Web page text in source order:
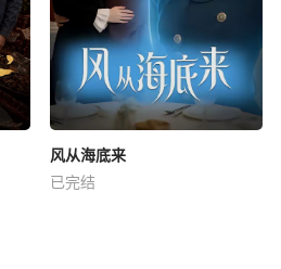
风从海底来
已完结